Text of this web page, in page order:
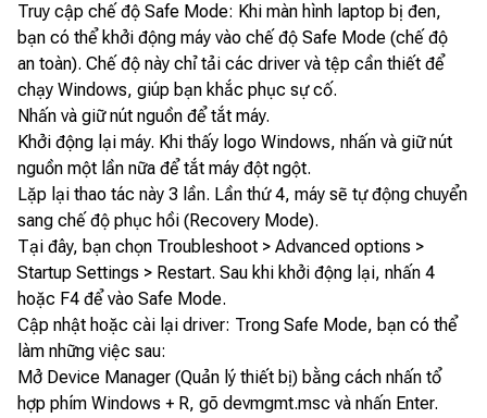
Truy cập chế độ Safe Mode: Khi màn hình laptop bị đen,
bạn có thể khởi động máy vào chế độ Safe Mode (chế độ
an toàn). Chế độ này chỉ tải các driver và tệp cần thiết để
chạy Windows, giúp bạn khắc phục sự cố.
Nhấn và giữ nút nguồn để tắt máy.
Khởi động lại máy. Khi thấy logo Windows, nhấn và giữ nút
nguồn một lần nữa để tắt máy đột ngột.
Lặp lại thao tác này 3 lần. Lần thứ 4, máy sẽ tự động chuyển
sang chế độ phục hồi (Recovery Mode).
Tại đây, bạn chọn Troubleshoot > Advanced options >
Startup Settings > Restart. Sau khi khởi động lại, nhấn 4
hoặc F4 để vào Safe Mode.
Cập nhật hoặc cài lại driver: Trong Safe Mode, bạn có thể
làm những việc sau:
Mở Device Manager (Quản lý thiết bị) bằng cách nhấn tổ
hợp phím Windows + R, gõ devmgmt.msc và nhấn Enter.